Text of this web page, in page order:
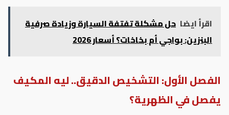
اقرأ ايضا حل مشكلة تفتفة السيارة وزيادة صرفية
البنزين: بواجي أم بخاخات؟ أسعار 2026
الأول: التشخيص الدقيق.. ليه المكيف
في الظهرية؟